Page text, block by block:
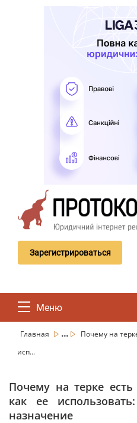
Зарегистрироваться
Меню
Главная ...
Почему на
исп...
Почему на терке
как ее
назначение